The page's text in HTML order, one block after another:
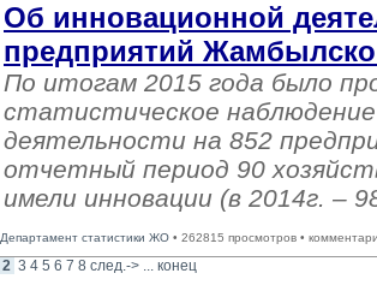
Об инновационной
предприятий
По итогам 2015 года было
статистическое
деятельности на 852
отчетный период 90
имели инновации (в 2014г. –
Департамент статистики ЖО • 262815 просмотров •
2 3 4 5 6 7 8 след.-> ... конец